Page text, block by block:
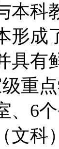
本科
形成
具有
重
、6
文科